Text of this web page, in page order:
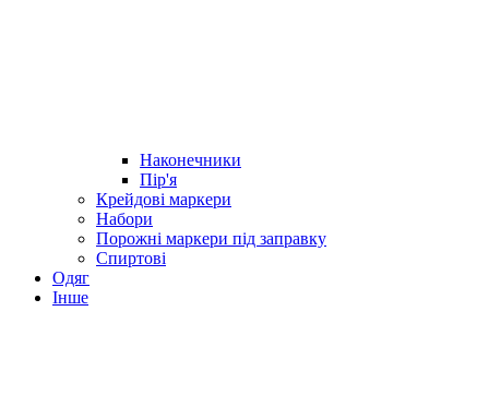
Наконечники
Пір'я
Крейдові маркери
Набори
Порожні маркери під заправку
Спиртові
Одяг
Інше